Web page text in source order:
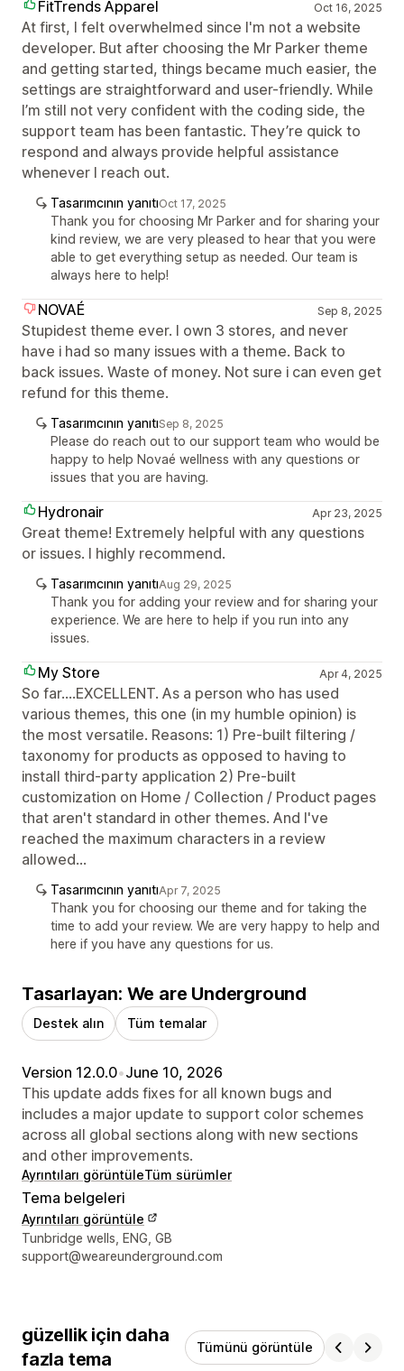
FitTrends Apparel Oct 16, 2025
At first, I felt overwhelmed since I'm not a website
developer. But after choosing the Mr Parker theme
and getting started, things became much easier, the
settings are straightforward and user-friendly. While
I’m still not very confident with the coding side, the
support team has been fantastic. They’re quick to
respond and always provide helpful assistance
whenever I reach out.
Tasarımcının yanıtıOct 17, 2025
Thank you for choosing Mr Parker and for sharing your
kind review, we are very pleased to hear that you were
able to get everything setup as needed. Our team is
always here to help!
NOVAÉ Sep 8, 2025
Stupidest theme ever. I own 3 stores, and never
have i had so many issues with a theme. Back to
back issues. Waste of money. Not sure i can even get
refund for this theme.
Tasarımcının yanıtıSep 8, 2025
Please do reach out to our support team who would be
happy to help Novaé wellness with any questions or
issues that you are having.
Hydronair Apr 23, 2025
Great theme! Extremely helpful with any questions
or issues. I highly recommend.
Tasarımcının yanıtıAug 29, 2025
Thank you for adding your review and for sharing your
experience. We are here to help if you run into any
issues.
My Store Apr 4, 2025
So far....EXCELLENT. As a person who has used
various themes, this one (in my humble opinion) is
the most versatile. Reasons: 1) Pre-built filtering /
taxonomy for products as opposed to having to
install third-party application 2) Pre-built
customization on Home / Collection / Product pages
that aren't standard in other themes. And I've
reached the maximum characters in a review
allowed...
Tasarımcının yanıtıApr 7, 2025
Thank you for choosing our theme and for taking the
time to add your review. We are very happy to help and
here if you have any questions for us.
Tasarlayan: We are Underground
Destek alın Tüm temalar
Version 12.0.0•June 10, 2026
This update adds fixes for all known bugs and
includes a major update to support color schemes
across all global sections along with new sections
and other improvements.
Ayrıntıları görüntüleTüm sürümler
Tema belgeleri
Ayrıntıları görüntüle
Tasarımcı iletişim bilgileri
Tunbridge wells, ENG, GB
support@weareunderground.com
güzellik için daha
fazla tema
Tümünü görüntüle